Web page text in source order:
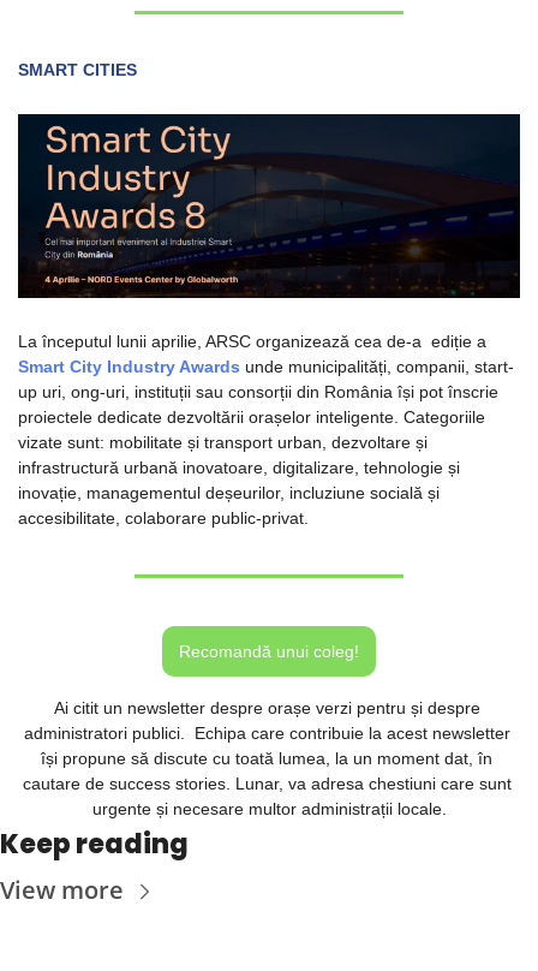
SMART CITIES
Smart City Industry Awards unde municipalități, companii, start-
up uri, ong-uri, instituții sau consorții din România își pot înscrie
proiectele dedicate dezvoltării orașelor inteligente. Categoriile
vizate sunt: mobilitate și transport urban, dezvoltare și
infrastructură urbană inovatoare, digitalizare, tehnologie și
inovație, managementul deșeurilor, incluziune socială și
accesibilitate, colaborare public-privat.
Recomandă unui coleg!
Ai citit un newsletter despre orașe verzi pentru și despre
administratori publici.  Echipa care contribuie la acest newsletter
își propune să discute cu toată lumea, la un moment dat, în
cautare de success stories. Lunar, va adresa chestiuni care sunt
urgente și necesare multor administrații locale.
Keep reading
View more